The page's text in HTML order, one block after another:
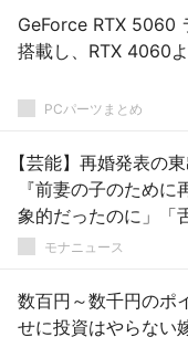
GeForce RTX 5060
搭載し、RTX 4060
PCパーツまとめ
【芸能】再婚発表の
『前妻の子のため
象的だったのに」「
に」ショックの声
モナニュース
数百円～数千円のポ
せに投資はやらない